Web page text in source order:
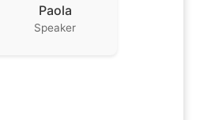
Paola
Speaker